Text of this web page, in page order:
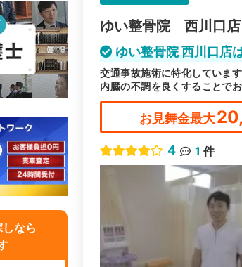
なら
ゆい整骨院 西川口店
ゆい整骨院 西川口店
交通事故施術に特化していま
内臓の不調を良くすることで
お見舞金最大
4 1 件